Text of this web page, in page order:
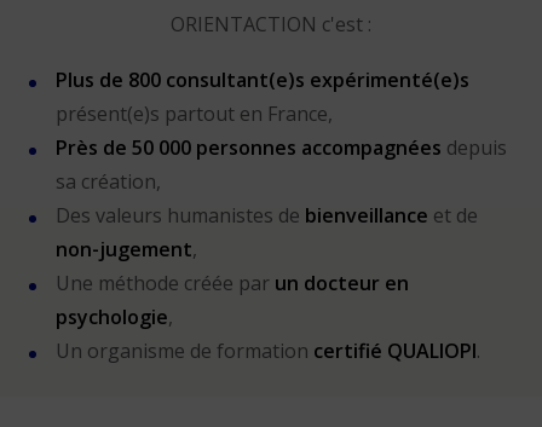
ORIENTACTION c'est :
Plus de 800 consultant(e)s expérimenté(e)s
présent(e)s partout en France,
Près de 50 000 personnes accompagnées depuis
sa création,
Des valeurs humanistes de bienveillance et de
non-jugement,
Une méthode créée par un docteur en
psychologie,
Un organisme de formation certifié QUALIOPI.